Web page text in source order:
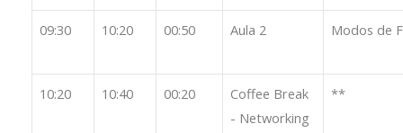
09:30 10:20 00:50 Aula 2 Modos de
10:20 10:40 00:20
Coffee Break
- Networking
**